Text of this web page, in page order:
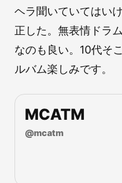
ヘラ聞いていてはい
正した。無表情ドラ
なのも良い。10代そ
ルバム楽しみです。
MCATM
@mcatm